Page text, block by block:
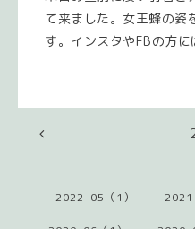
て来ました。女王蜂の姿
す。インスタやFBの方
2022-05（1）